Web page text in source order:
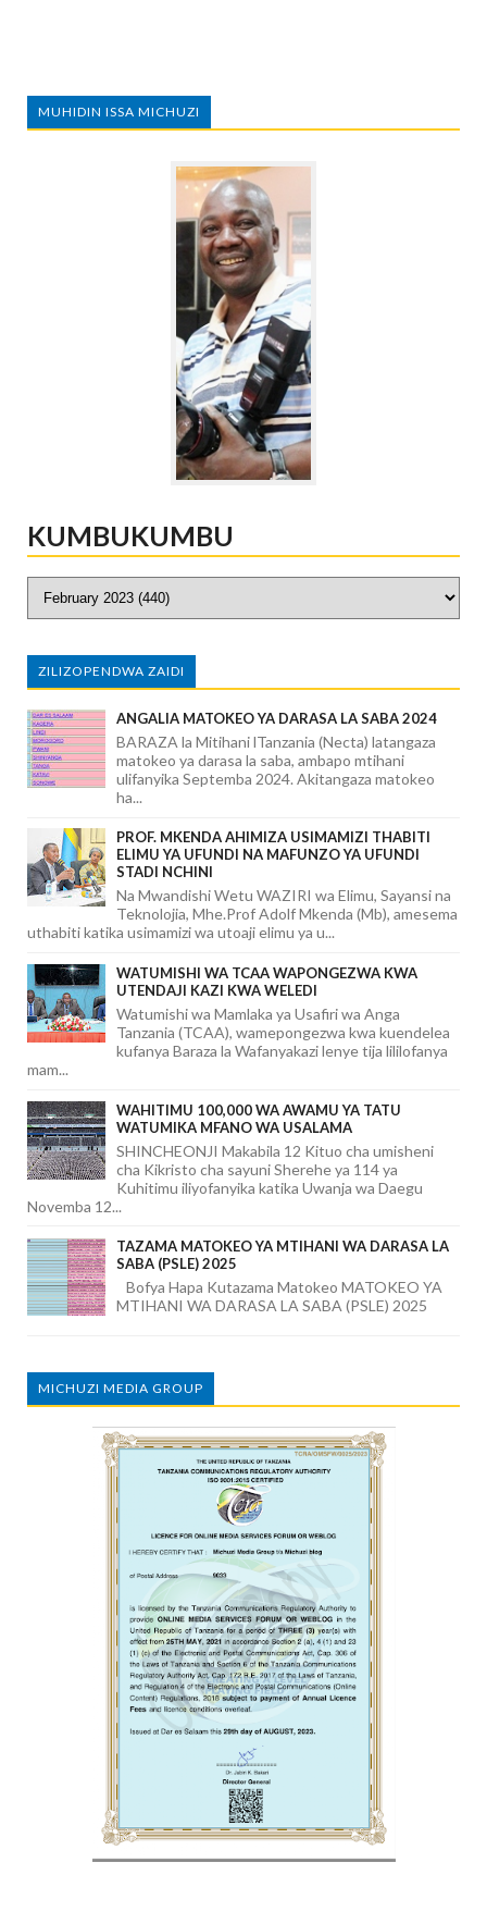
MUHIDIN ISSA MICHUZI
KUMBUKUMBU
ZILIZOPENDWA ZAIDI
ANGALIA MATOKEO YA DARASA LA SABA 2024
BARAZA la Mitihani lTanzania (Necta) latangaza
matokeo ya darasa la saba, ambapo mtihani
ulifanyika Septemba 2024. Akitangaza matokeo
ha...
PROF. MKENDA AHIMIZA USIMAMIZI THABITI
ELIMU YA UFUNDI NA MAFUNZO YA UFUNDI
STADI NCHINI
Na Mwandishi Wetu WAZIRI wa Elimu, Sayansi na
Teknolojia, Mhe.Prof Adolf Mkenda (Mb), amesema
uthabiti katika usimamizi wa utoaji elimu ya u...
WATUMISHI WA TCAA WAPONGEZWA KWA
UTENDAJI KAZI KWA WELEDI
Watumishi wa Mamlaka ya Usafiri wa Anga
Tanzania (TCAA), wamepongezwa kwa kuendelea
kufanya Baraza la Wafanyakazi lenye tija lililofanya
mam...
WAHITIMU 100,000 WA AWAMU YA TATU
WATUMIKA MFANO WA USALAMA
SHINCHEONJI Makabila 12 Kituo cha umisheni
cha Kikristo cha sayuni Sherehe ya 114 ya
Kuhitimu iliyofanyika katika Uwanja wa Daegu
Novemba 12...
TAZAMA MATOKEO YA MTIHANI WA DARASA LA
SABA (PSLE) 2025
Bofya Hapa Kutazama Matokeo MATOKEO YA
MTIHANI WA DARASA LA SABA (PSLE) 2025
MICHUZI MEDIA GROUP